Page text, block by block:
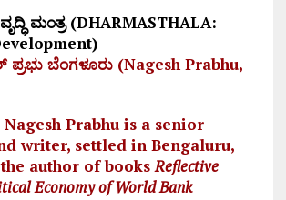
ಮಂತ್ರ (DHARMASTHALA:
ಪ್ರಭು ಬೆಂಗಳೂರು (Nagesh Prabhu,
Prabhu is a senior
writer, settled in Bengaluru,
author of books Reflective
Economy of World Bank